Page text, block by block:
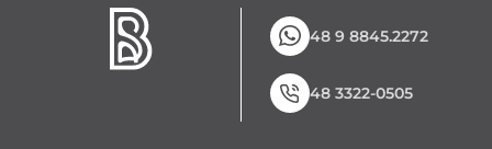
48 9 8845.2272
48 3322-0505